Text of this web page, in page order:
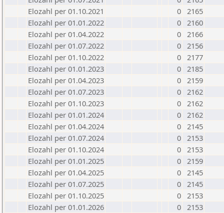
Elozahl per 01.10.2021
0 2165
Elozahl per 01.01.2022
0 2160
Elozahl per 01.04.2022
0 2166
Elozahl per 01.07.2022
0 2156
Elozahl per 01.10.2022
0 2177
Elozahl per 01.01.2023
0 2185
Elozahl per 01.04.2023
0 2159
Elozahl per 01.07.2023
0 2162
Elozahl per 01.10.2023
0 2162
Elozahl per 01.01.2024
0 2162
Elozahl per 01.04.2024
0 2145
Elozahl per 01.07.2024
0 2153
Elozahl per 01.10.2024
0 2153
Elozahl per 01.01.2025
0 2159
Elozahl per 01.04.2025
0 2145
Elozahl per 01.07.2025
0 2145
Elozahl per 01.10.2025
0 2153
Elozahl per 01.01.2026
0 2153